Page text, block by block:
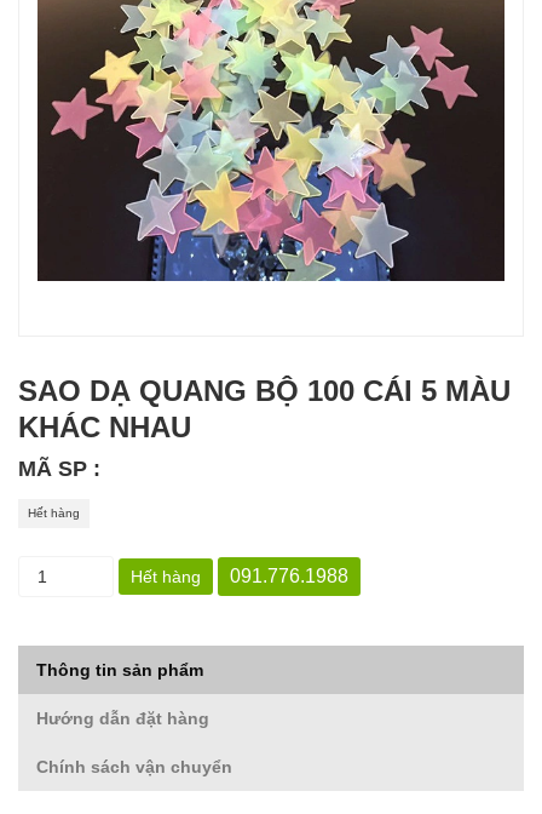
SAO DẠ QUANG BỘ 100 CÁI 5 MÀU
KHÁC NHAU
MÃ SP :
Hết hàng
Hết hàng 091.776.1988
Thông tin sản phẩm
Hướng dẫn đặt hàng
Chính sách vận chuyển